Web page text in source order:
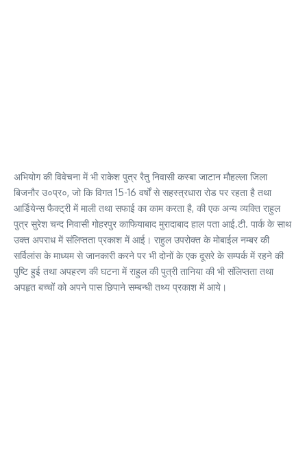
अभियोग की विवेचना में भी राकेश पुत्र रैतु निवासी कस्बा जाटान मौहल्ला जिला
बिजनौर उ०प्र०, जो कि विगत 15-16 वर्षों से सहस्त्रधारा रोड पर रहता है तथा
आर्डियेन्स फैक्ट्री में माली तथा सफाई का काम करता है, की एक अन्य व्यक्ति राहुल
पुत्र सुरेश चन्द निवासी गोहरपुर काफियाबाद मुरादाबाद हाल पता आई.टी. पार्क के साथ
उक्त अपराध में संलिप्तता प्रकाश में आई। राहुल उपरोक्त के मोबाईल नम्बर की
सर्विलांस के माध्यम से जानकारी करने पर भी दोनों के एक दूसरे के सम्पर्क में रहने की
पुष्टि हुई तथा अपहरण की घटना में राहुल की पुत्री तानिया की भी संलिप्तता तथा
अपहृत बच्चों को अपने पास छिपाने सम्बन्धी तथ्य प्रकाश में आये।